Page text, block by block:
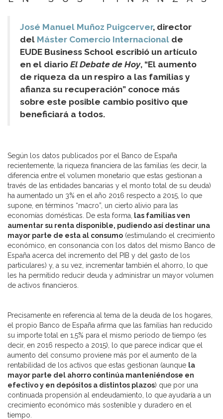
José Manuel Muñoz Puigcerver, director
del Máster Comercio Internacional de
EUDE Business School escribió un artículo
en el diario El Debate de Hoy, “El aumento
de riqueza da un respiro a las familias y
afianza su recuperación” conoce más
sobre este posible cambio positivo que
beneficiará a todos.
Según los datos publicados por el Banco de España
recientemente, la riqueza financiera de las familias (es decir, la
diferencia entre el volumen monetario que estas gestionan a
través de las entidades bancarias y el monto total de su deuda)
ha aumentado un 3% en el año 2016 respecto a 2015, lo que
supone, en términos “macro”, un cierto alivio para las
economías domésticas. De esta forma,
las familias ven
aumentar su renta disponible, pudiendo así destinar una
mayor parte de esta al consumo (estimulando el crecimiento
económico, en consonancia con los datos del mismo Banco de
España acerca del incremento del PIB y del gasto de los
particulares) y, a su vez, incrementar también el ahorro, lo que
les ha permitido reducir deuda y administrar un mayor volumen
de activos financieros.
Precisamente en referencia al tema de la deuda de los hogares,
el propio Banco de España afirma que las familias han reducido
su importe total en 1,5% para el mismo período de tiempo (es
decir, en 2016 respecto a 2015), lo que parece indicar que el
aumento del consumo proviene más por el aumento de la
rentabilidad de los activos que estas gestionan (aunque la
mayor parte del ahorro continúa manteniéndose en
efectivo y en depósitos a distintos plazos) que por una
continuada propensión al endeudamiento, lo que ayudaría a un
crecimiento económico más sostenible y duradero en el
tiempo.